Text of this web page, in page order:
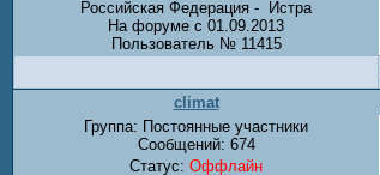
Российская Федерация - Истра
На форуме с 01.09.2013
Пользователь № 11415
climat
Группа: Постоянные участники
Сообщений: 674
Статус: Оффлайн